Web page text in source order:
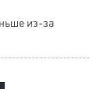
из-за